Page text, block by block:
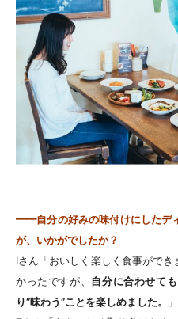
━━自分の好みの味付けにしたデ
が、いかがでしたか？
Iさん「おいしく楽しく食事がで
かったですが、 自分に合わせて
り”味わう”ことを楽しめました。
」